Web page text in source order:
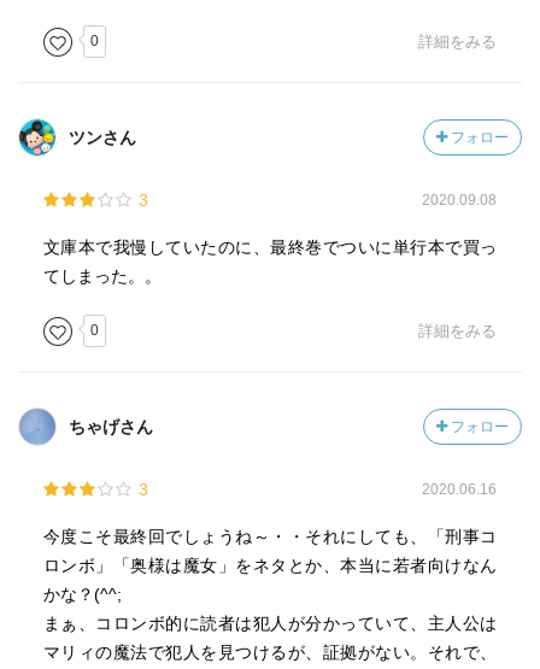
【鉄二／てつじ】聡介の父。同居している。セクハラは得
のタイプは《胸が大きくて脚がすらっとしていて髪が長く
て、ちょっとSっ気のあるピチピチギャル》第四巻p.14。M
系なのは小山田家の血筋か。
▼魔女の家政婦さんについての簡単なメモ
間珈琲店のウエイトレスでもある。
【岡田英明／おかだ・ひであき】四十代の弁護士。愛車は
ミニ・クーパー。
【音無辰哉／おとなし・たつや】武蔵野電気社員。
たが捨てられ自殺した。のかもしれない。
【河端政夫／かわばた・まさお】波佐間加奈子の父親。大
手飲料メーカー「多摩ドリンク」の重役。
【木崎俊夫／きざき・としお】菅原武彦とよく似ている。
【京野遥／きょうの・はるか】西脇雅也の婚約者。京龍堂
0 詳細をみる
ツンさん フォロー
3 2020.09.08
文庫本で我慢していたのに、最終巻でついに単行本で買っ
てしまった。。
0 詳細をみる
ちゃげさん フォロー
3 2020.06.16
今度こそ最終回でしょうね～・・それにしても、「刑事コ
ロンボ」「奥様は魔女」をネタとか、本当に若者向けなん
かな？(^^;
まぁ、コロンボ的に読者は犯人が分かっていて、主人公は
マリィの魔法で犯人を見つけるが、証拠がない。それで、